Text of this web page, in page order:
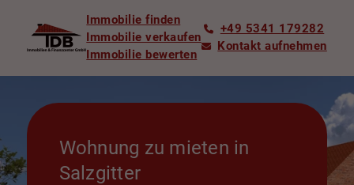
Immobilie finden
Immobilie verkaufen
Immobilie bewerten
+49 5341 179282
Kontakt aufnehmen
Wohnung zu mieten in
Salzgitter